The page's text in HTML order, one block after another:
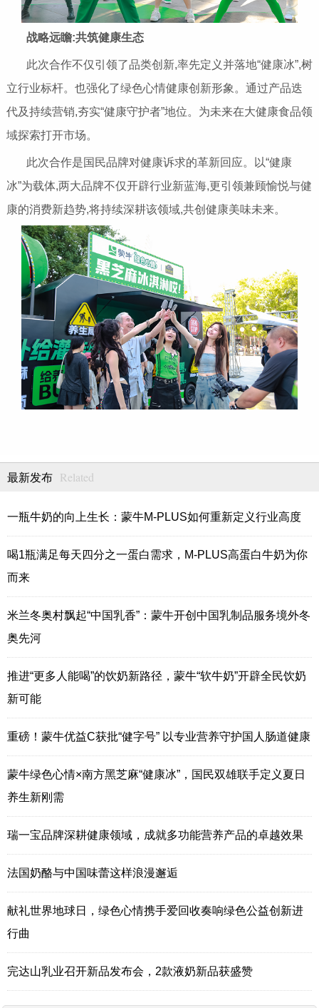
战略远瞻:共筑健康生态
此次合作不仅引领了品类创新,率先定义并落地“健康冰”,树
立行业标杆。也强化了绿色心情健康创新形象。通过产品迭
代及持续营销,夯实“健康守护者”地位。为未来在大健康食品领
域探索打开市场。
此次合作是国民品牌对健康诉求的革新回应。以“健康
冰”为载体,两大品牌不仅开辟行业新蓝海,更引领兼顾愉悦与健
康的消费新趋势,将持续深耕该领域,共创健康美味未来。
最新发布 Related
一瓶牛奶的向上生长：蒙牛M-PLUS如何重新定义行业高度
喝1瓶满足每天四分之一蛋白需求，M-PLUS高蛋白牛奶为你
而来
米兰冬奥村飘起“中国乳香”：蒙牛开创中国乳制品服务境外冬
奥先河
推进“更多人能喝”的饮奶新路径，蒙牛“软牛奶”开辟全民饮奶
新可能
重磅！蒙牛优益C获批“健字号” 以专业营养守护国人肠道健康
蒙牛绿色心情×南方黑芝麻“健康冰”，国民双雄联手定义夏日
养生新刚需
瑞一宝品牌深耕健康领域，成就多功能营养产品的卓越效果
法国奶酪与中国味蕾这样浪漫邂逅
献礼世界地球日，绿色心情携手爱回收奏响绿色公益创新进
行曲
完达山乳业召开新品发布会，2款液奶新品获盛赞